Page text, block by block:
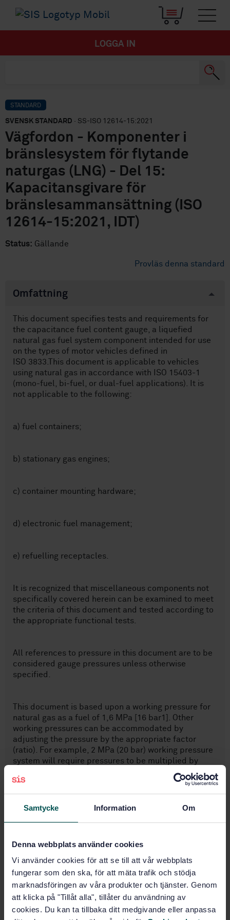
Samtycke Information Om
Denna webbplats använder cookies
Vi använder cookies för att se till att vår webbplats
fungerar som den ska, för att mäta trafik och stödja
marknadsföringen av våra produkter och tjänster. Genom
att klicka på "Tillåt alla", tillåter du användning av
cookies. Du kan ta tillbaka ditt medgivande eller anpassa
LOGGA IN
STANDARD
SVENSK STANDARD · SS-ISO 12614-15:2021
Vägfordon - Komponenter i
bränslesystem för flytande
naturgas (LNG) - Del 15:
Kapacitansgivare för
bränslesammansättning (ISO
12614-15:2021, IDT)
Status: Gällande
Provläs denna standard
Omfattning
This document specifies tests and requirements for
the capacitance fuel content gauge, a liquefied
natural gas fuel system component intended for use
on the types of motor vehicles defined in
ISO 3833.This document is applicable to vehicles
using natural gas in accordance with ISO 15403-1
(mono-fuel, bi-fuel, or dual-fuel applications). It is
not applicable to the following:
a) fuel containers;
b) stationary gas engines;
c) container mounting hardware;
d) electronic fuel management;
e) refuelling receptacles.
It is recognized that miscellaneous components not
specifically covered herein can be examined to meet
the criteria of this document and tested according to
the appropriate functional tests.
All references to pressure in this document are to be
considered gauge pressures unless otherwise
specified.
This document is based upon a working pressure for
natural gas as a fuel of 1,6 MPa [16 bar1]. Other
working pressures can be accommodated by
adjusting the pressure by the appropriate factor
(ratio). For example, 2 MPa (20 bar) working pressure
system will require pressures to be multiplied by
Ämnesområden
Bränslesystem (43.060.40)